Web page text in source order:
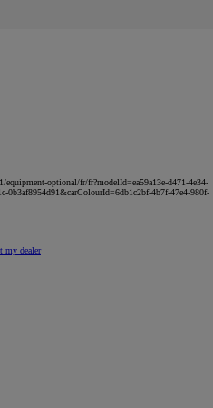
optional/fr/fr?modelId=ea59a13e-d471-4e34-
0b3af8954d91&carColourId=6db1c2bf-4b7f-47e4-980f-
my dealer